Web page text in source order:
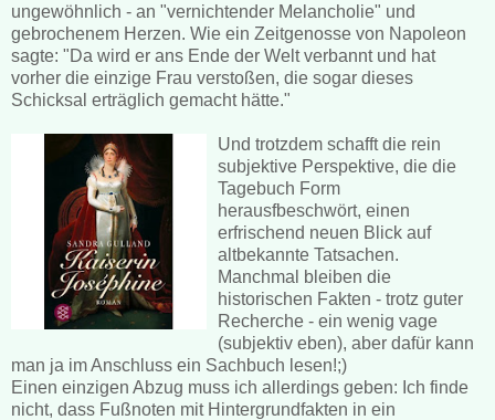
ungewöhnlich - an "vernichtender Melancholie" und
gebrochenem Herzen. Wie ein Zeitgenosse von Napoleon
sagte: "Da wird er ans Ende der Welt verbannt und hat
vorher die einzige Frau verstoßen, die sogar dieses
Schicksal erträglich gemacht hätte."
Und trotzdem schafft die rein
subjektive Perspektive, die die
Tagebuch Form
herausfbeschwört, einen
erfrischend neuen Blick auf
altbekannte Tatsachen.
Manchmal bleiben die
historischen Fakten - trotz guter
Recherche - ein wenig vage
(subjektiv eben), aber dafür kann
man ja im Anschluss ein Sachbuch lesen!;)
Einen einzigen Abzug muss ich allerdings geben: Ich finde
nicht, dass Fußnoten mit Hintergrundfakten in ein